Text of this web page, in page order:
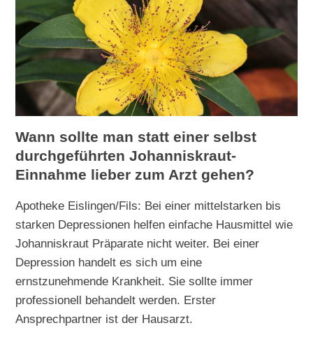
Wann sollte man statt einer selbst
durchgeführten Johanniskraut-
Einnahme lieber zum Arzt gehen?
Apotheke Eislingen/Fils: Bei einer mittelstarken bis
starken Depressionen helfen einfache Hausmittel wie
Johanniskraut Präparate nicht weiter. Bei einer
Depression handelt es sich um eine
ernstzunehmende Krankheit. Sie sollte immer
professionell behandelt werden. Erster
Ansprechpartner ist der Hausarzt.